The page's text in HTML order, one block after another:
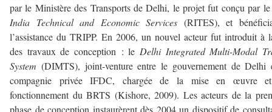
par le Ministère des Transports de Delhi, le projet fut conçu par
India Technical and Economic Services (RITES), et
l’assistance du TRIPP. En 2006, un nouvel acteur fut introduit à
des travaux de conception : le Delhi Integrated Multi-Modal
System (DIMTS), joint-venture entre le gouvernement de Delhi
compagnie privée IFDC, chargée de la mise en œuvre
fonctionnement du BRTS (Kishore, 2009). Les acteurs de la
phase de conception instaurèrent dès 2004 un dispositif de